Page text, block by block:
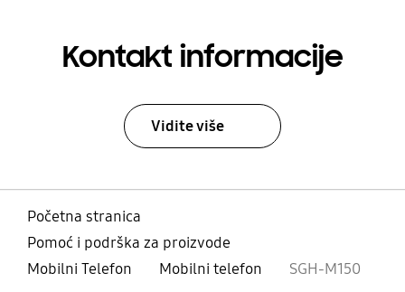
Kontakt informacije
Vidite više
Početna stranica
Pomoć i podrška za proizvode
Mobilni Telefon
Mobilni telefon SGH-M150